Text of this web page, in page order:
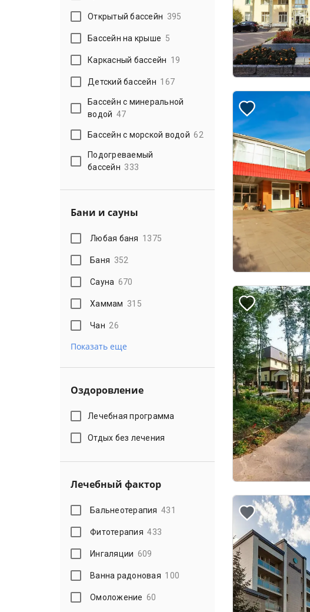
Открытый бассейн 395
Бассейн на крыше 5
Каркасный бассейн 19
Детский бассейн 167
Бассейн с минеральной
водой 47
Бассейн с морской водой 62
Подогреваемый
бассейн 333
Бани и сауны
Любая баня 1375
Баня 352
Сауна 670
Хаммам 315
Чан 26
Показать еще
Оздоровление
Лечебная программа
Отдых без лечения
Лечебный фактор
Бальнеотерапия 431
Фитотерапия 433
Ингаляции 609
Ванна радоновая 100
Омоложение 60